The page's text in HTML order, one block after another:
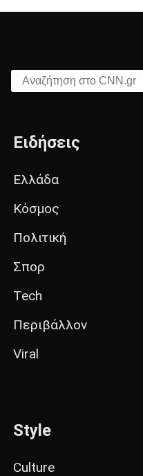
Αναζήτηση στο CNN.gr
Ειδήσεις
Ελλάδα
Κόσμος
Πολιτική
Σπορ
Tech
Περιβάλλον
Viral
Style
Culture